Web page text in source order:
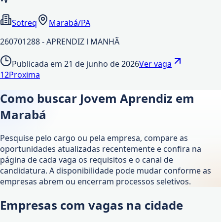
Sotreq
Marabá/PA
260701288 - APRENDIZ l MANHÃ
Publicada em 21 de junho de 2026Ver vaga
12Proxima
Como buscar Jovem Aprendiz em
Marabá
Pesquise pelo cargo ou pela empresa, compare as
oportunidades atualizadas recentemente e confira na
página de cada vaga os requisitos e o canal de
candidatura. A disponibilidade pode mudar conforme as
empresas abrem ou encerram processos seletivos.
Empresas com vagas na cidade